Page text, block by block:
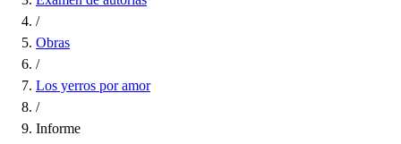
/
Obras
/
Los yerros por amor
/
Informe